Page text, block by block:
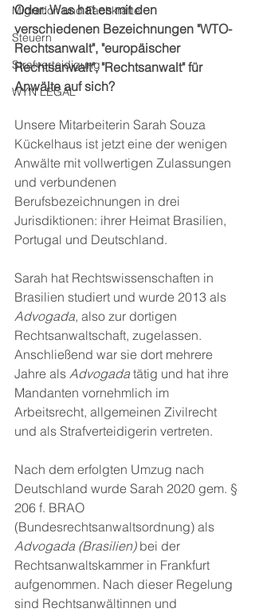
Migration und Fachkräfte
Steuern
Strafverteidigung
WYN LEGAL
Oder: Was hat es mit den
verschiedenen Bezeichnungen "WTO-
Rechtsanwalt", "europäischer
Rechtsanwalt", "Rechtsanwalt" für
Anwälte auf sich?
Unsere Mitarbeiterin Sarah Souza
Kückelhaus ist jetzt eine der wenigen
Anwälte mit vollwertigen Zulassungen
und verbundenen
Berufsbezeichnungen in drei
Jurisdiktionen: ihrer Heimat Brasilien,
Portugal und Deutschland.
Sarah hat Rechtswissenschaften in
Brasilien studiert und wurde 2013 als
Advogada, also zur dortigen
Rechtsanwaltschaft, zugelassen.
Anschließend war sie dort mehrere
Jahre als Advogada tätig und hat ihre
Mandanten vornehmlich im
Arbeitsrecht, allgemeinen Zivilrecht
und als Strafverteidigerin vertreten.
Nach dem erfolgten Umzug nach
Deutschland wurde Sarah 2020 gem. §
206 f. BRAO
(Bundesrechtsanwaltsordnung) als
Advogada (Brasilien) bei der
Rechtsanwaltskammer in Frankfurt
aufgenommen. Nach dieser Regelung
sind Rechtsanwältinnen und